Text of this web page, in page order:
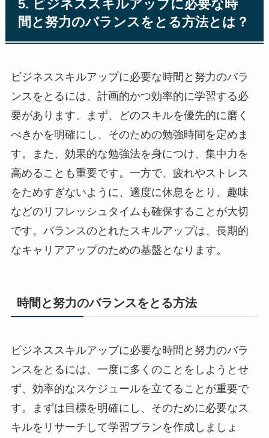
5. ビジネススキルアップに必要な時
間と努力のバランスをとる方法とは？
ビジネススキルアップに必要な時間と努力のバラ
ンスをとるには、計画的かつ効率的に学習する必
要があります。まず、どのスキルを優先的に磨く
べきかを明確にし、そのための勉強時間を定めま
す。また、効果的な勉強法を身につけ、集中力を
高めることも重要です。一方で、疲れやストレス
をためすぎないように、適度に休息をとり、趣味
などのリフレッシュタイムも確保することが大切
です。バランスのとれたスキルアップは、長期的
なキャリアアップのための基盤となります。
時間と努力のバランスをとる方法
ビジネススキルアップに必要な時間と努力のバラ
ンスをとるには、一度に多くのことをしようとせ
ず、効率的なスケジュールを立てることが重要で
す。まずは目標を明確にし、そのために必要なス
キルをリサーチして学習プランを作成しましょ